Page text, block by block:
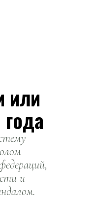
или
и